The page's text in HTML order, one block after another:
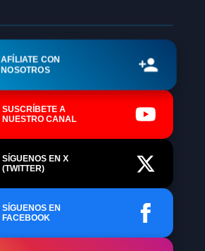
AFÍLIATE CON
NOSOTROS
SUSCRÍBETE A
NUESTRO CANAL
SÍGUENOS EN X
(TWITTER)
SÍGUENOS EN
FACEBOOK